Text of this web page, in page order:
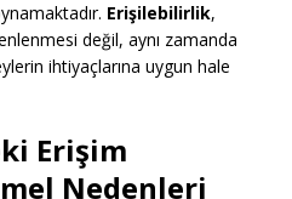
Erişilebilirlik,
değil, aynı zamanda
ihtiyaçlarına uygun hale
Erişim
Nedenleri